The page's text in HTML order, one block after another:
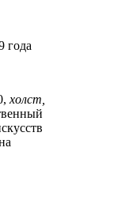
года
холст,